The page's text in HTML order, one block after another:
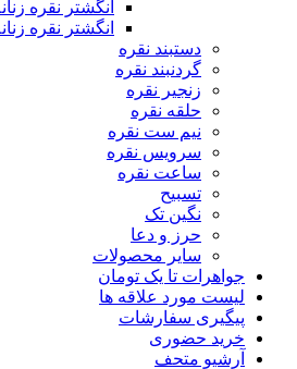
انگشتر نقره
انگشتر نقره
دستبند نقره
گردنبند نقره
زنجیر نقره
حلقه نقره
نیم ست نقره
سرویس نقره
ساعت نقره
تسبیح
نگین تک
حرز و دعا
سایر محصولات
جواهرات تا یک تومان
لیست مورد علاقه ها
پیگیری سفارشات
خرید حضوری
آرشیو متحف